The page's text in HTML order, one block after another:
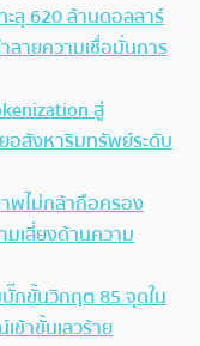
ะลุ 620 ล้านดอลลาร์
ลายความเชื่อมั่นการ
สู่
อสังหาริมทรัพย์ระดับ
ไม่กล้าถือครอง
มเสี่ยงด้านความ
กขั้นวิกฤต 85 จุดใน
ข้าขั้นเลวร้าย